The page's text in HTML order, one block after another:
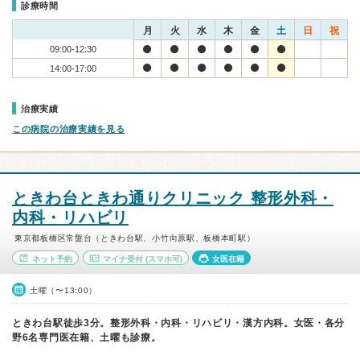
診療時間
月 火 水 木 金 土 日 祝
09:00-12:30
14:00-17:00
治療実績
この病院の治療実績を見る
ときわ台ときわ通りクリニック 整形外科・
内科・リハビリ
東京都板橋区常盤台（ときわ台駅、小竹向原駅、板橋本町駅）
ネット予約 マイナ受付(スマホ可) 女医在籍
土曜（〜13:00）
ときわ台駅徒歩3分。整形外科・内科・リハビリ・漢方内科。女医・各分
野6名専門医在籍、土曜も診療。